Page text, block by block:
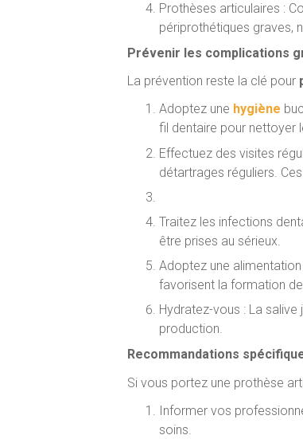
Prothèses articulaires :
périprothétiques graves,
Prévenir les complications
La prévention reste la clé pour
Adoptez une hygiène
fil dentaire pour nettoyer
Effectuez des visites
détartrages réguliers.
Traitez les infections
être prises au sérieux.
Adoptez une
favorisent la formation
Hydratez-vous : La
production.
Recommandations
Si vous portez une prothèse
Informer vos
soins.